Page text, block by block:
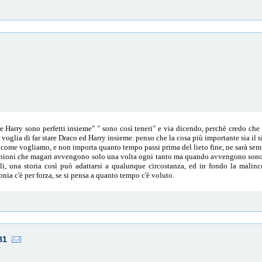
Harry sono perfetti insieme" " sono così teneri" e via dicendo, perchè credo
di far stare Draco ed Harry insieme. penso che la cosa più importante sia il
vogliamo, e non importa quanto tempo passi prima del lieto fine, ne sarà
che magari avvengono solo una volta ogni tanto ma quando avvengono
una storia così può adattarsi a qualunque circostanza, ed in fondo la
c'è per forza, se si pensa a quanto tempo c'è voluto.